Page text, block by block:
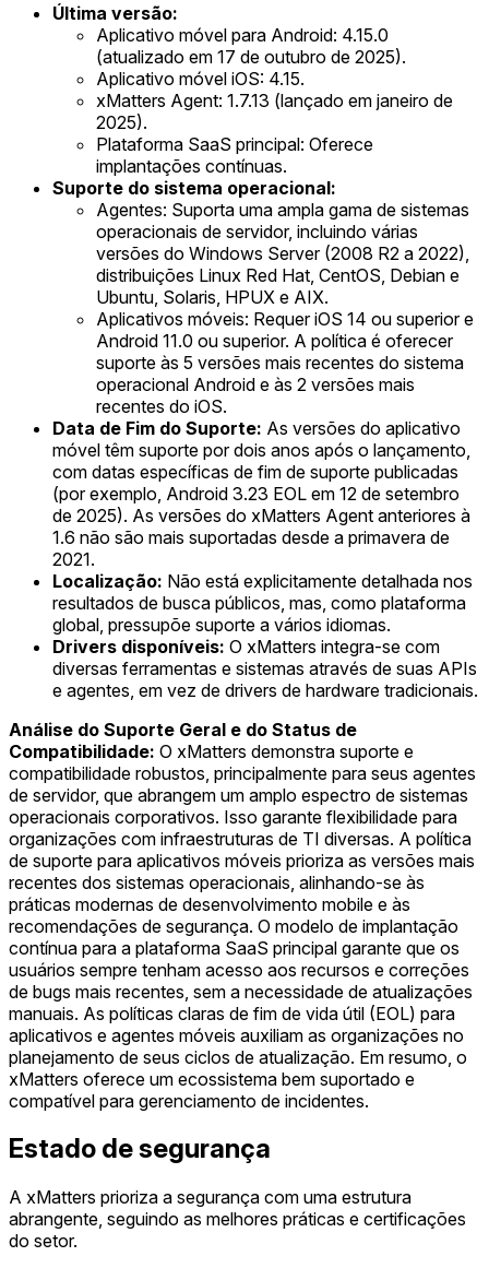
Última versão:
Aplicativo móvel para Android: 4.15.0
(atualizado em 17 de outubro de 2025).
Aplicativo móvel iOS: 4.15.
xMatters Agent: 1.7.13 (lançado em janeiro de
2025).
Plataforma SaaS principal: Oferece
implantações contínuas.
Suporte do sistema operacional:
Agentes: Suporta uma ampla gama de sistemas
operacionais de servidor, incluindo várias
versões do Windows Server (2008 R2 a 2022),
distribuições Linux Red Hat, CentOS, Debian e
Ubuntu, Solaris, HPUX e AIX.
Aplicativos móveis: Requer iOS 14 ou superior e
Android 11.0 ou superior. A política é oferecer
suporte às 5 versões mais recentes do sistema
operacional Android e às 2 versões mais
recentes do iOS.
Data de Fim do Suporte: As versões do aplicativo
móvel têm suporte por dois anos após o lançamento,
com datas específicas de fim de suporte publicadas
(por exemplo, Android 3.23 EOL em 12 de setembro
de 2025). As versões do xMatters Agent anteriores à
1.6 não são mais suportadas desde a primavera de
2021.
Localização: Não está explicitamente detalhada nos
resultados de busca públicos, mas, como plataforma
global, pressupõe suporte a vários idiomas.
Drivers disponíveis: O xMatters integra-se com
diversas ferramentas e sistemas através de suas APIs
e agentes, em vez de drivers de hardware tradicionais.
Análise do Suporte Geral e do Status de
Compatibilidade: O xMatters demonstra suporte e
compatibilidade robustos, principalmente para seus agentes
de servidor, que abrangem um amplo espectro de sistemas
operacionais corporativos. Isso garante flexibilidade para
organizações com infraestruturas de TI diversas. A política
de suporte para aplicativos móveis prioriza as versões mais
recentes dos sistemas operacionais, alinhando-se às
práticas modernas de desenvolvimento mobile e às
recomendações de segurança. O modelo de implantação
contínua para a plataforma SaaS principal garante que os
usuários sempre tenham acesso aos recursos e correções
de bugs mais recentes, sem a necessidade de atualizações
manuais. As políticas claras de fim de vida útil (EOL) para
aplicativos e agentes móveis auxiliam as organizações no
planejamento de seus ciclos de atualização. Em resumo, o
xMatters oferece um ecossistema bem suportado e
compatível para gerenciamento de incidentes.
Estado de segurança
A xMatters prioriza a segurança com uma estrutura
abrangente, seguindo as melhores práticas e certificações
do setor.